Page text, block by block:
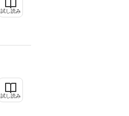
試し読み
試し読み